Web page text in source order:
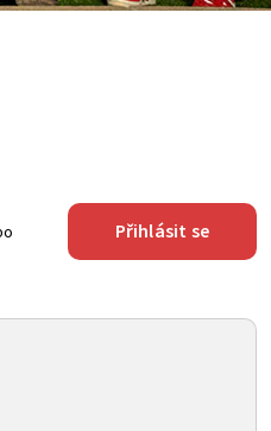
Přihlásit se